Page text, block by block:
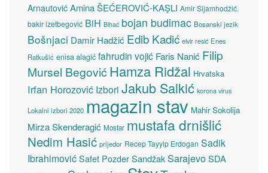
Arnautović Amina ŠEĆEROVIĆ-KAŞLI Amir Sijamhodžić.
bakir izetbegović BiH Bihać bojan budimac Bosanski jezik
Bošnjaci Damir Hadžić Edib Kadić elvir resić Enes
Ratkušić enisa alagić fahrudin vojić Faris Nanić Filip
Mursel Begović Hamza Ridžal Hrvatska
Irfan Horozović Izbori Jakub Salkić korona virus
Lokalni izbori 2020 magazin stav Mahir Sokolija
Mirza Skenderagić Mostar mustafa drnišlić
Nedim Hasić prijedor Recep Tayyip Erdogan Sadik
Ibrahimović Safet Pozder SandžakSarajevoSDA